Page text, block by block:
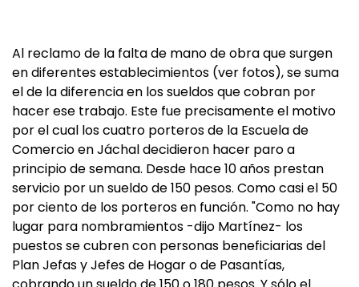
Al reclamo de la falta de mano de obra que surgen
en diferentes establecimientos (ver fotos), se suma
el de la diferencia en los sueldos que cobran por
hacer ese trabajo. Este fue precisamente el motivo
por el cual los cuatro porteros de la Escuela de
Comercio en Jáchal decidieron hacer paro a
principio de semana. Desde hace 10 años prestan
servicio por un sueldo de 150 pesos. Como casi el 50
por ciento de los porteros en función. "Como no hay
lugar para nombramientos -dijo Martínez- los
puestos se cubren con personas beneficiarias del
Plan Jefas y Jefes de Hogar o de Pasantías,